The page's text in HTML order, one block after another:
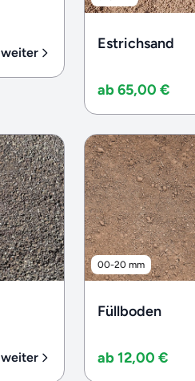
weiter
Estrichsand
ab 65,00 €
weiter
00-20 mm
Füllboden
ab 12,00 €